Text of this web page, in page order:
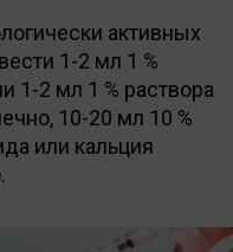
активных
1-2 мл 1 %
1-2 мл 1 % раствора
10-20 мл 10 %
или кальция